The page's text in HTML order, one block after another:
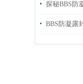
探秘BBS防
BBS防凝露